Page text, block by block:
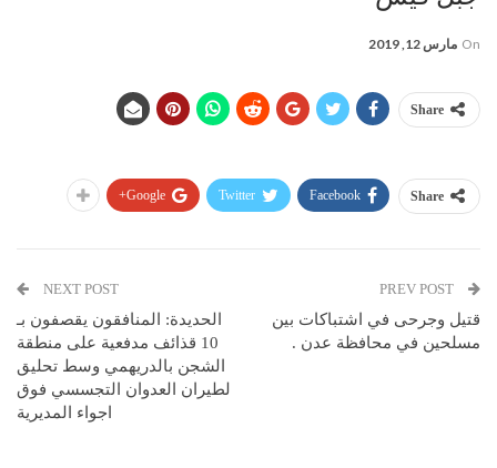
On مارس 12, 2019
Share
Share
Facebook
Twitter
Google+
قتيل وجرحى في اشتباكات بين
مسلحين في محافظة عدن .
NEXT POST
الحديدة: المنافقون يقصفون بـ
10 قذائف مدفعية على منطقة
الشجن بالدريهمي وسط تحليق
لطيران العدوان التجسسي فوق
اجواء المديرية